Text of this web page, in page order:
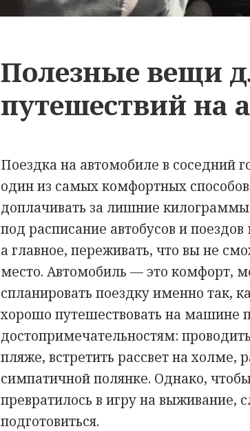
Полезные вещи
путешествий на
Поездка на автомобиле в соседний
один из самых комфортных
доплачивать за лишние килограммы
под расписание автобусов и
а главное, переживать, что вы не
место. Автомобиль — это комфорт,
спланировать поездку именно так,
хорошо путешествовать на машине
достопримечательностям:
пляже, встретить рассвет на холме,
симпатичной полянке. Однако,
превратилось в игру на выживание,
подготовиться.